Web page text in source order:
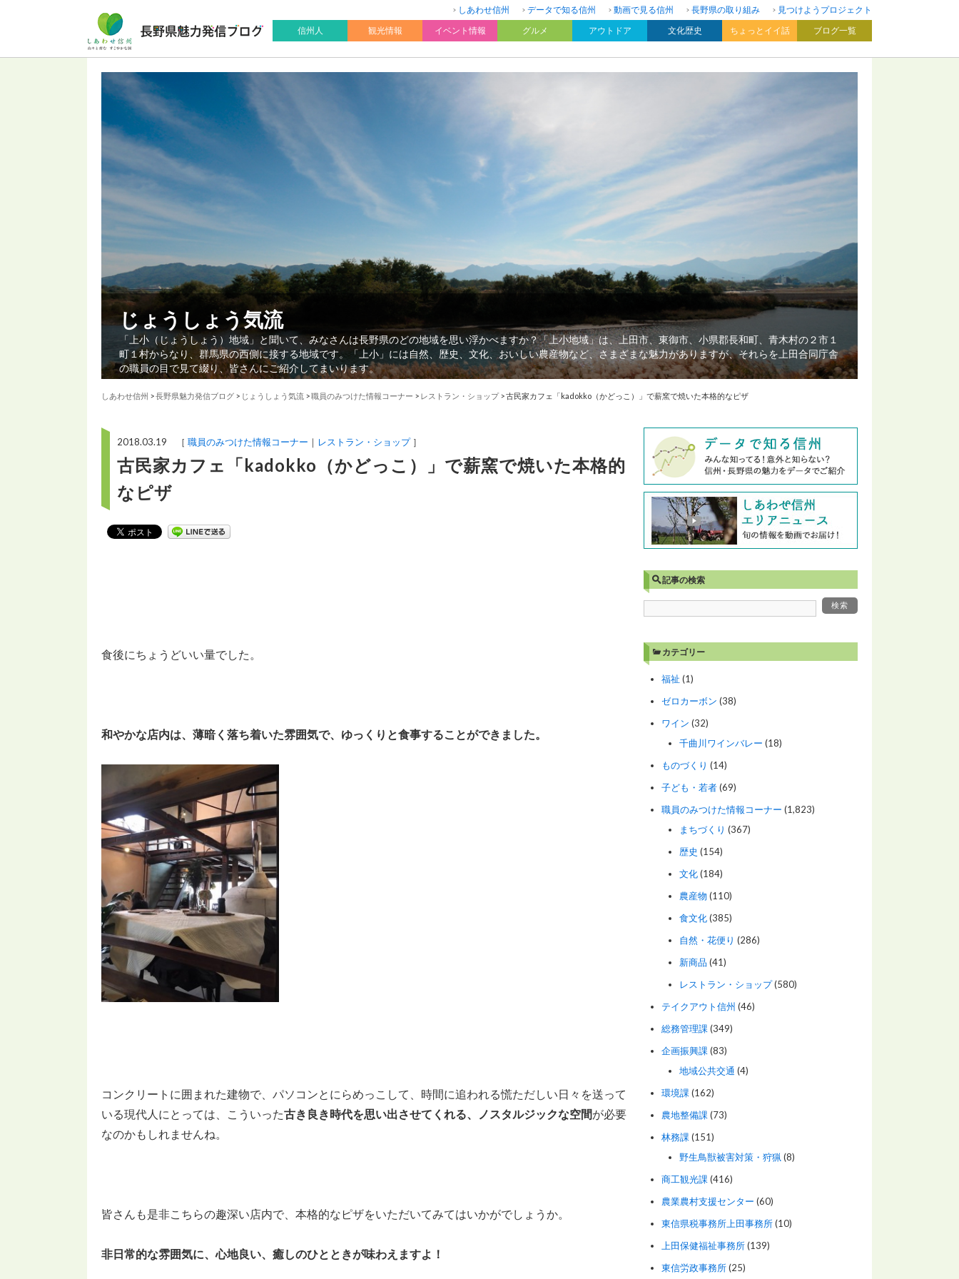
しあわせ信州 データで知る信州 動画で見る信州 長野県の取り組み
見つけようプロジェクト
信州人
観光情報 イベント情報 グルメ アウトドア 文化歴史 ちょっとイイ話 ブログ一覧
じょうしょう気流
「上小（じょうしょう）地域」と聞いて、みなさんは長野県のどの地域を思い浮かべますか？「上小地域」は、上田市、東御市、小県郡長和町、青木村の２市１
町１村からなり、群馬県の西側に接する地域です。「上小」には自然、歴史、文化、おいしい農産物など、さまざまな魅力がありますが、それらを上田合同庁舎
の職員の目で見て綴り、皆さんにご紹介してまいります。
しあわせ信州 >長野県魅力発信ブログ > じょうしょう気流 >職員のみつけた情報コーナー > レストラン・ショップ>古民家カフェ「kadokko（かどっこ）」で薪窯で焼いた本格的なピザ
2018.03.19 ［ 職員のみつけた情報コーナー レストラン・ショップ］
古民家カフェ「kadokko（かどっこ）」で薪窯で焼いた本格的
なピザ
食後にちょうどいい量でした。
和やかな店内は、薄暗く落ち着いた雰囲気で、ゆっくりと食事することができました。
コンクリートに囲まれた建物で、パソコンとにらめっこして、時間に追われる慌ただしい日々を送って
いる現代人にとっては、こういった古き良き時代を思い出させてくれる、ノスタルジックな空間が必要
なのかもしれませんね。
皆さんも是非こちらの趣深い店内で、本格的なピザをいただいてみてはいかがでしょうか。
非日常的な雰囲気に、心地良い、癒しのひとときが味わえますよ！
記事の検索
カテゴリー
福祉 (1)
ゼロカーボン (38)
ワイン (32)
千曲川ワインバレー (18)
ものづくり (14)
子ども・若者(69)
職員のみつけた情報コーナー (1,823)
まちづくり (367)
歴史 (154)
文化(184)
農産物 (110)
食文化(385)
自然・花便り (286)
新商品 (41)
レストラン・ショップ(580)
テイクアウト信州 (46)
総務管理課(349)
企画振興課(83)
地域公共交通 (4)
環境課(162)
農地整備課(73)
林務課(151)
野生鳥獣被害対策・狩猟(8)
商工観光課(416)
農業農村支援センター (60)
東信県税事務所上田事務所(10)
上田保健福祉事務所(139)
東信労政事務所(25)